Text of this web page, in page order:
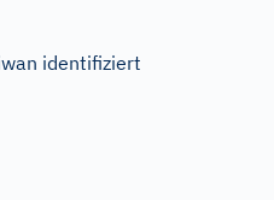
identifiziert